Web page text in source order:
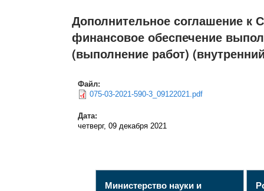
Дополнительное соглашение к
финансовое обеспечение
(выполнение работ)
Файл:
075-03-2021-590-3_09122021.pdf
Дата:
четверг, 09 декабря 2021
Министерство науки и